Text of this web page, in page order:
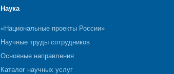
Наука
«Национальные проекты России»
Научные труды сотрудников
Основные направления
Каталог научных услуг